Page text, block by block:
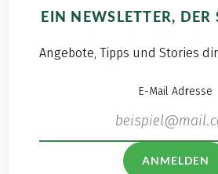
EIN NEWSLETTER,
Angebote, Tipps und Stories
E-Mail Adresse
ANMELDEN